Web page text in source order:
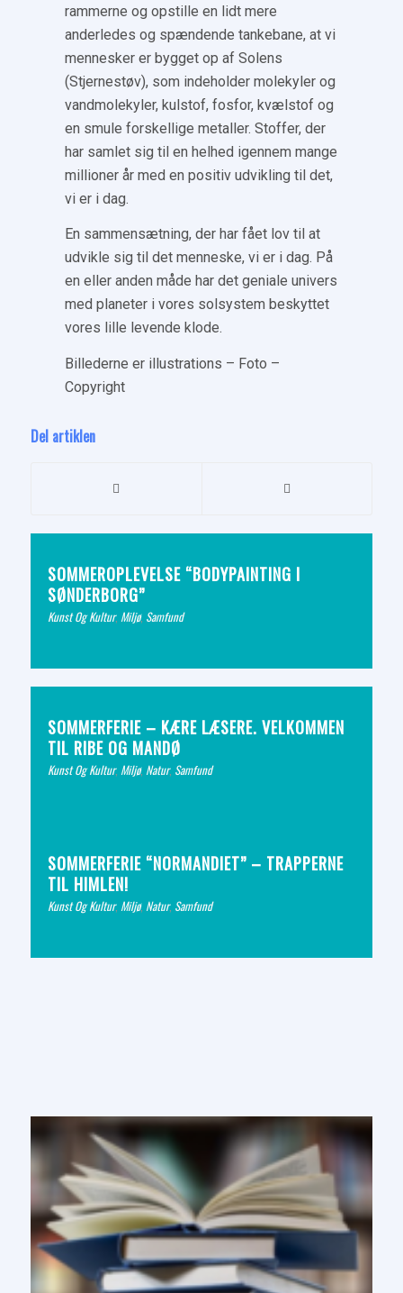
rammerne og opstille en lidt mere
anderledes og spændende tankebane, at vi
mennesker er bygget op af Solens
(Stjernestøv), som indeholder molekyler og
vandmolekyler, kulstof, fosfor, kvælstof og
en smule forskellige metaller. Stoffer, der
har samlet sig til en helhed igennem mange
millioner år med en positiv udvikling til det,
vi er i dag.
En sammensætning, der har fået lov til at
udvikle sig til det menneske, vi er i dag. På
en eller anden måde har det geniale univers
med planeter i vores solsystem beskyttet
vores lille levende klode.
Billederne er illustrations – Foto –
Copyright
Del artiklen
SOMMEROPLEVELSE “BODYPAINTING I
SØNDERBORG”
Kunst Og Kultur, Miljø, Samfund
SOMMERFERIE – KÆRE LÆSERE. VELKOMMEN
TIL RIBE OG MANDØ
Kunst Og Kultur, Miljø, Natur, Samfund
SOMMERFERIE “NORMANDIET” – TRAPPERNE
TIL HIMLEN!
Kunst Og Kultur, Miljø, Natur, Samfund